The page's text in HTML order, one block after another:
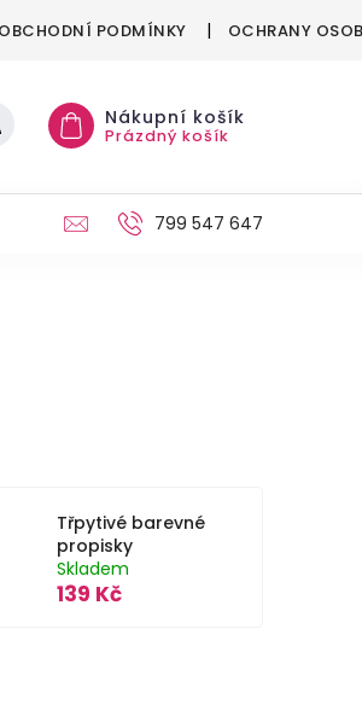
OBCHODNÍ PODMÍNKY OCHRANY
Nákupní košík
Prázdný košík
VÁNOCE799 547 647
Třpytivé barevné
propisky
Skladem
139 Kč